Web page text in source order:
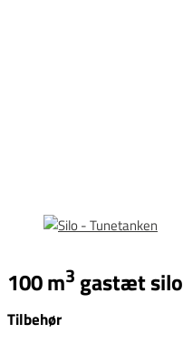
100 m3 gastæt silo
Tilbehør